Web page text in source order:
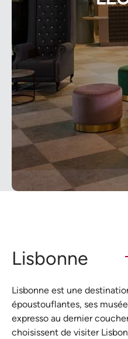
Lisbonne
Lisbonne est une
époustouflantes, ses
expresso au dernier
choisissent de visiter